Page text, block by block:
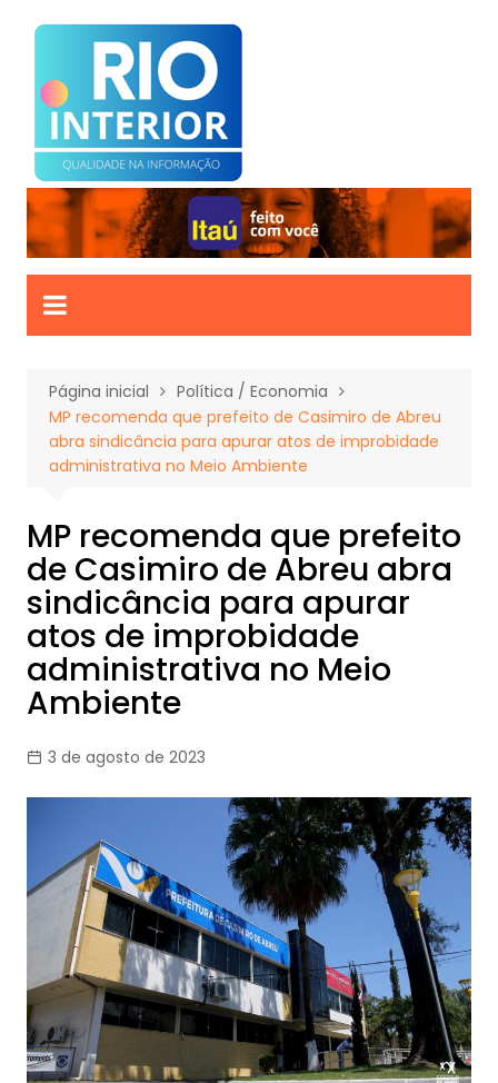
para
conteúdo
Página inicial
Política / Economia
MP recomenda que prefeito de Casimiro de Abreu
abra sindicância para apurar atos de improbidade
administrativa no Meio Ambiente
MP recomenda que prefeito
de Casimiro de Abreu abra
sindicância para apurar
atos de improbidade
administrativa no Meio
Ambiente
3 de agosto de 2023